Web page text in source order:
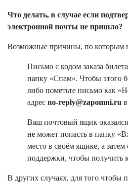
Что делать, в случае если
электронной почты не пришло?
Возможные причины, по которым
Письмо с кодом заказа
папку «Спам». Чтобы этого
либо пометьте письмо как
адрес no-reply@zapomni.ru
Ваш почтовый ящик
не может попасть в папку
место в своём ящике, а
поддержки, чтобы получить
В других случаях, для того чтобы